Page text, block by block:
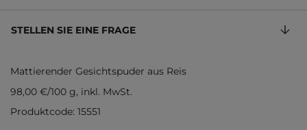
STELLEN SIE EINE FRAGE
Mattierender Gesichtspuder aus Reis
98,00 €/100 g, inkl. MwSt.
Produktcode: 15551